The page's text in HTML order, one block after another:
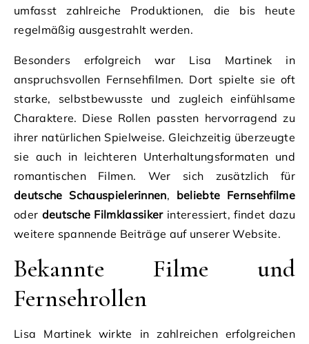
umfasst zahlreiche Produktionen, die bis heute
regelmäßig ausgestrahlt werden.
Besonders erfolgreich war Lisa Martinek in
anspruchsvollen Fernsehfilmen. Dort spielte sie oft
starke, selbstbewusste und zugleich einfühlsame
Charaktere. Diese Rollen passten hervorragend zu
ihrer natürlichen Spielweise. Gleichzeitig überzeugte
sie auch in leichteren Unterhaltungsformaten und
romantischen Filmen. Wer sich zusätzlich für
deutsche Schauspielerinnen, beliebte Fernsehfilme
oder deutsche Filmklassikerinteressiert, findet dazu
weitere spannende Beiträge auf unserer Website.
Bekannte Filme und
Fernsehrollen
Lisa Martinek wirkte in zahlreichen erfolgreichen